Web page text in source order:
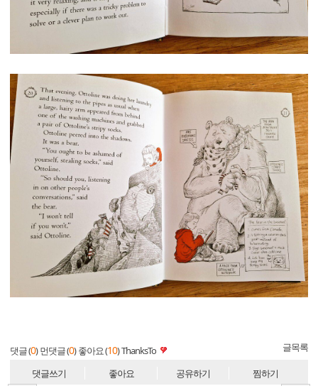
댓글 (0) 먼댓글 (0) 좋아요 (10)ThanksTo 글목록
댓글쓰기 좋아요 공유하기 찜하기